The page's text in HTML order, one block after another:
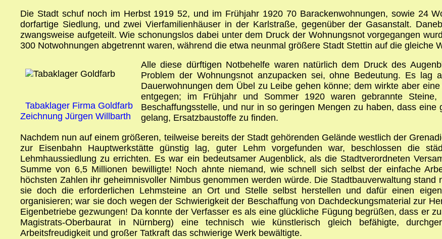
Die Stadt schuf noch im Herbst 1919 52, und im Frühjahr 1920 70 Barackenwohnungen, sowie 24
dorfartige Siedlung, und zwei Vierfamilienhäuser in der Karlstraße, gegenüber der Gasanstalt.
zwangsweise aufgeteilt. Wie schonungslos dabei unter dem Druck der Wohnungsnot vorgegangen
300 Notwohnungen abgetrennt waren, während die etwa neunmal größere Stadt Stettin auf die gleiche
Tabaklager Firma Goldfarb
Zeichnung Jürgen Willbarth
Alle diese dürftigen Notbehelfe waren natürlich dem Druck des
Problem der Wohnungsnot anzupacken sei, ohne Bedeutung. Es
Dauerwohnungen dem Übel zu Leibe gehen könne; dem wirkte aber
entgegen; im Frühjahr und Sommer 1920 waren gebrannte
Beschaffungsstelle, und nur in so geringen Mengen zu haben, dass
gelang, Ersatzbaustoffe zu finden.
Nachdem nun auf einem größeren, teilweise bereits der Stadt gehörenden Gelände westlich der
zur Eisenbahn Hauptwerkstätte günstig lag, guter Lehm vorgefunden war, beschlossen die
Lehmhaussiedlung zu errichten. Es war ein bedeutsamer Augenblick, als die Stadtverordneten
Summe von 6,5 Millionen bewilligte! Noch ahnte niemand, wie schnell sich selbst der einfache
höchsten Zahlen ihr geheimnisvoller Nimbus genommen werden würde. Die Stadtbauverwaltung
sie doch die erforderlichen Lehmsteine an Ort und Stelle selbst herstellen und dafür einen
organisieren; war sie doch wegen der Schwierigkeit der Beschaffung von Dachdeckungsmaterial zur
Eigenbetriebe gezwungen! Da konnte der Verfasser es als eine glückliche Fügung begrüßen, dass er
Magistrats-Oberbaurat in Nürnberg) eine technisch wie künstlerisch gleich befähigte,
Arbeitsfreudigkeit und großer Tatkraft das schwierige Werk bewältigte.